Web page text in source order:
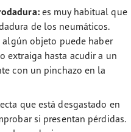
es muy habitual que
de los neumáticos.
algún objeto puede haber
extraiga hasta acudir a un
con un pinchazo en la
que está desgastado en
si presentan pérdidas.